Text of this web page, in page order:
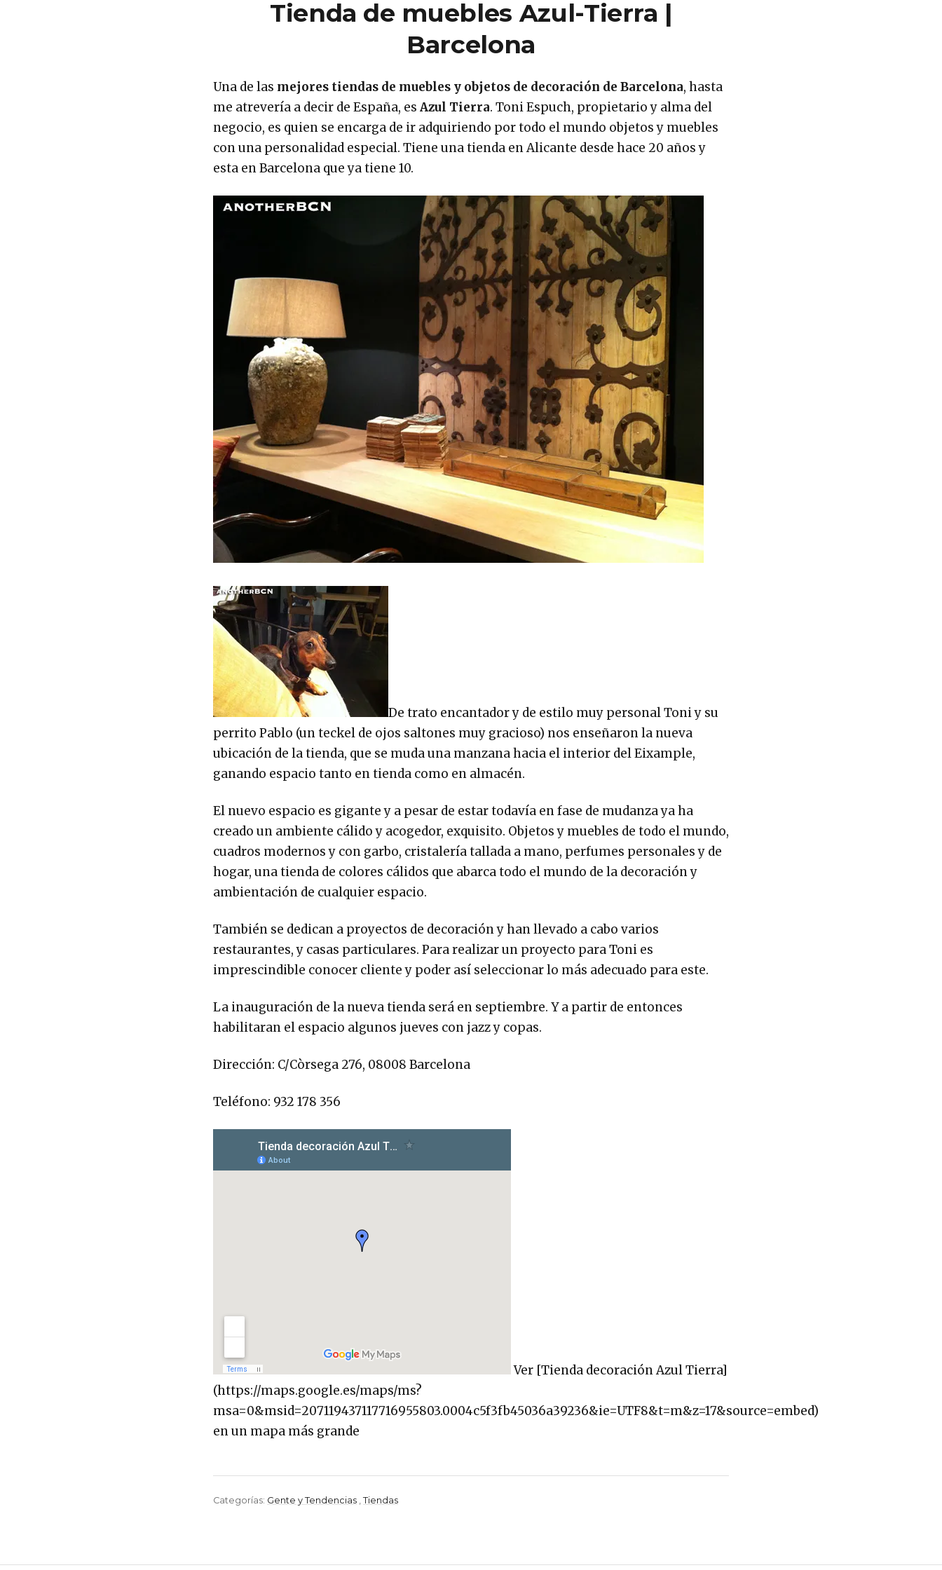
Tienda de muebles Azul-Tierra |
Barcelona
Una de las mejores tiendas de muebles y objetos de decoración de Barcelona, hasta
me atrevería a decir de España, es Azul Tierra. Toni Espuch, propietario y alma del
negocio, es quien se encarga de ir adquiriendo por todo el mundo objetos y muebles
con una personalidad especial. Tiene una tienda en Alicante desde hace 20 años y
esta en Barcelona que ya tiene 10.
De trato encantador y de estilo muy personal Toni y su
perrito Pablo (un teckel de ojos saltones muy gracioso) nos enseñaron la nueva
ubicación de la tienda, que se muda una manzana hacia el interior del Eixample,
ganando espacio tanto en tienda como en almacén.
El nuevo espacio es gigante y a pesar de estar todavía en fase de mudanza ya ha
creado un ambiente cálido y acogedor, exquisito. Objetos y muebles de todo el mundo,
cuadros modernos y con garbo, cristalería tallada a mano, perfumes personales y de
hogar, una tienda de colores cálidos que abarca todo el mundo de la decoración y
ambientación de cualquier espacio.
También se dedican a proyectos de decoración y han llevado a cabo varios
restaurantes, y casas particulares. Para realizar un proyecto para Toni es
imprescindible conocer cliente y poder así seleccionar lo más adecuado para este.
La inauguración de la nueva tienda será en septiembre. Y a partir de entonces
habilitaran el espacio algunos jueves con jazz y copas.
Dirección: C/Còrsega 276, 08008 Barcelona
Teléfono: 932 178 356
Ver [Tienda decoración Azul Tierra]
(https://maps.google.es/maps/ms?
msa=0&msid=207119437117716955803.0004c5f3fb45036a39236&ie=UTF8&t=m&z=17&source=embed)
en un mapa más grande
Categorías: Gente y Tendencias , Tiendas